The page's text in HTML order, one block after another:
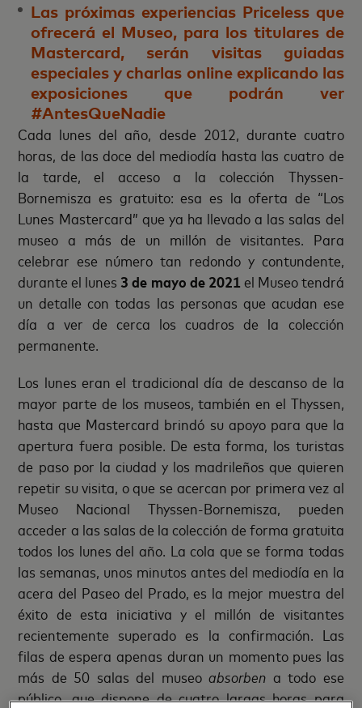
Las próximas experiencias Priceless que
ofrecerá el Museo, para los titulares de
Mastercard, serán visitas guiadas
especiales y charlas online explicando las
exposiciones que podrán ver
#AntesQueNadie
Cada lunes del año, desde 2012, durante cuatro
horas, de las doce del mediodía hasta las cuatro de
la tarde, el acceso a la colección Thyssen-
Bornemisza es gratuito: esa es la oferta de “Los
Lunes Mastercard” que ya ha llevado a las salas del
museo a más de un millón de visitantes. Para
celebrar ese número tan redondo y contundente,
durante el lunes 3 de mayo de 2021 el Museo tendrá
un detalle con todas las personas que acudan ese
día a ver de cerca los cuadros de la colección
permanente.
Los lunes eran el tradicional día de descanso de la
mayor parte de los museos, también en el Thyssen,
hasta que Mastercard brindó su apoyo para que la
apertura fuera posible. De esta forma, los turistas
de paso por la ciudad y los madrileños que quieren
repetir su visita, o que se acercan por primera vez al
Museo Nacional Thyssen-Bornemisza, pueden
acceder a las salas de la colección de forma gratuita
todos los lunes del año. La cola que se forma todas
las semanas, unos minutos antes del mediodía en la
acera del Paseo del Prado, es la mejor muestra del
éxito de esta iniciativa y el millón de visitantes
recientemente superado es la confirmación. Las
filas de espera apenas duran un momento pues las
más de 50 salas del museoabsorben a todo ese
público, que dispone de cuatro largas horas para